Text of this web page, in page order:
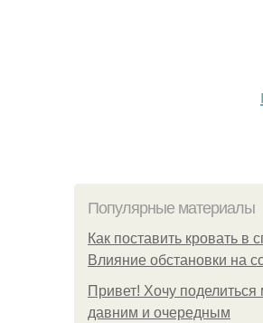
Популярные материалы
Как поставить кровать в
Влияние обстановки на
Привет! Хочу поделиться
давним и очередным